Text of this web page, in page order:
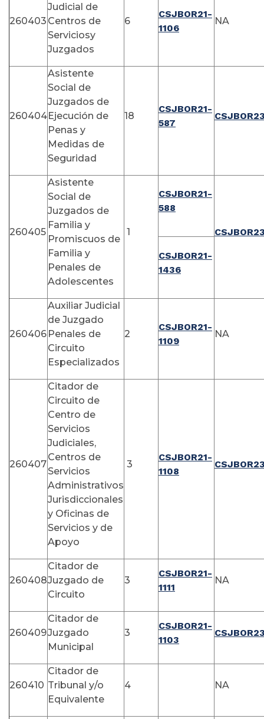
260403
Judicial de
Centros de
Serviciosy
Juzgados
6
CSJBOR21-
1106
NA
260404
Asistente
Social de
Juzgados de
Ejecución de
Penas y
Medidas de
Seguridad
18
CSJBOR21-
587
260405
Asistente
Social de
Juzgados de
Familia y
Promiscuos de
Familia y
Penales de
Adolescentes
1
CSJBOR21-
588
CSJBOR21-
1436
260406
Auxiliar Judicial
de Juzgado
Penales de
Circuito
Especializados
2
CSJBOR21-
1109
NA
260407
Citador de
Circuito de
Centro de
Servicios
Judiciales,
Centros de
Servicios
Administrativos
Jurisdiccionales
y Oficinas de
Servicios y de
Apoyo
3
CSJBOR21-
1108
260408
Citador de
Juzgado de
Circuito
3
CSJBOR21-
1111
NA
260409
Citador de
Juzgado
Municipal
3
CSJBOR21-
1103
260410
Citador de
Tribunal y/o
Equivalente
4 NA